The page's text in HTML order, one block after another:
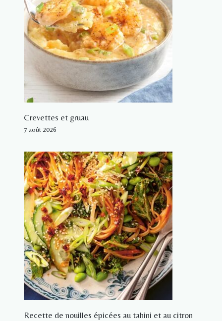
Crevettes et gruau
7 août 2026
Recette de nouilles épicées au tahini et au citron